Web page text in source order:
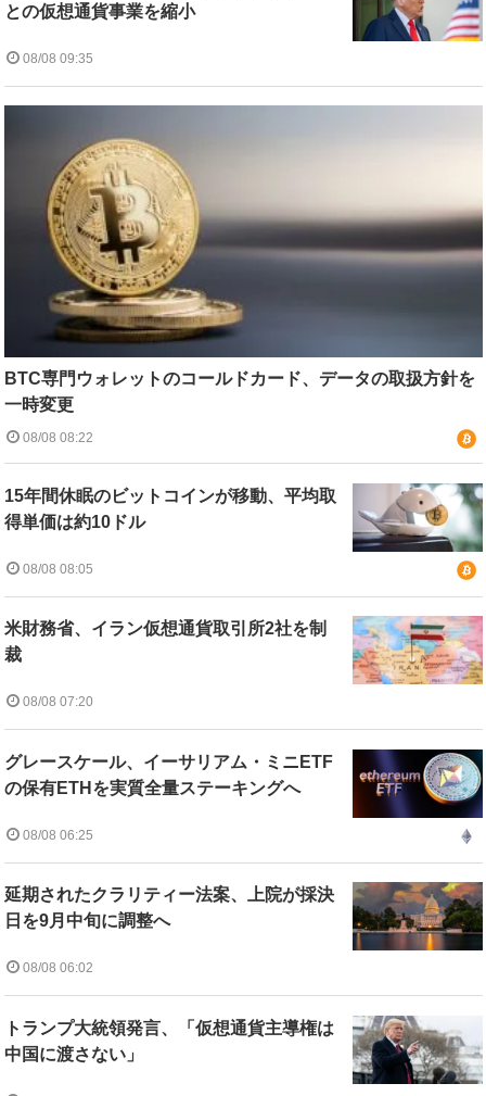
との仮想通貨事業を縮小
08/08 09:35
BTC専門ウォレットのコールドカード、データの取扱方針を
一時変更
08/08 08:22
15年間休眠のビットコインが移動、平均取
得単価は約10ドル
08/08 08:05
米財務省、イラン仮想通貨取引所2社を制
裁
08/08 07:20
グレースケール、イーサリアム・ミニETF
の保有ETHを実質全量ステーキングへ
08/08 06:25
延期されたクラリティー法案、上院が採決
日を9月中旬に調整へ
08/08 06:02
トランプ大統領発言、「仮想通貨主導権は
中国に渡さない」